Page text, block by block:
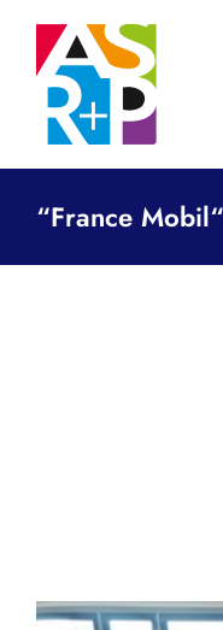
Zum
Inhalt
springen
“France